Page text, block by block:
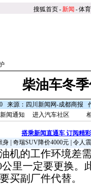
搜狐首页-新闻 -体育
柴油车冬
来源：四川新闻网-成都商报
闻通知 进入汽车社区
搭乘新闻直通车 订阅精
身| 奇瑞SUV降价4000元| 令人
的工作环境差需
里一定要更换。
买副厂件代替。